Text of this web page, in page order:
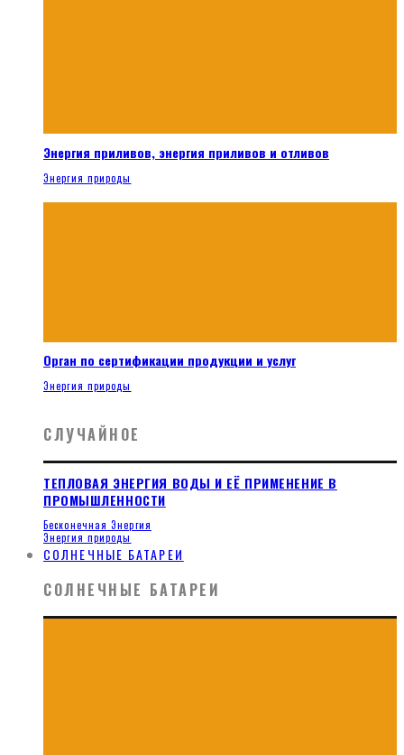
Энергия приливов, энергия приливов и отливов
Энергия природы
Орган по сертификации продукции и услуг
Энергия природы
СЛУЧАЙНОЕ
ТЕПЛОВАЯ ЭНЕРГИЯ ВОДЫ И ЕЁ ПРИМЕНЕНИЕ В
ПРОМЫШЛЕННОСТИ
Бесконечная Энергия
Энергия природы
СОЛНЕЧНЫЕ БАТАРЕИ
СОЛНЕЧНЫЕ БАТАРЕИ